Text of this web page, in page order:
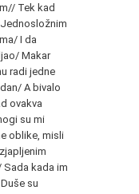
Tek kad
I da
Makar
radi jedne
A bivalo
ovakva
su mi
oblike, misli
kada im
su